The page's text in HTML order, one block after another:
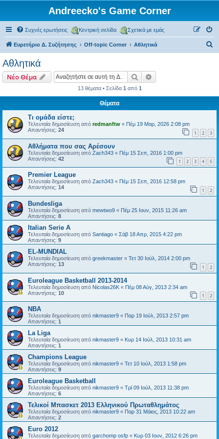
Andreecko's Game Corner
Συχνές ερωτήσεις Κεντρική σελίδα Σχετικά με εμάς
Ευρετήριο Δ. Συζήτησης Off-topic Corner Αθλητικά
η
Αθλητικά
Νέο Θέμα Αναζήτηση
13 θέματα • Σελίδα 1 από 1
Θέματα
Τι ομάδα είστε;
Τελευταία δημοσίευση από redmanftw « Πέμ 19 Μαρ, 2026 2:08 pm
Απαντήσεις: 24 1 2 3
Αθλήματα που σας Αρέσουν
Τελευταία δημοσίευση από Zach343 « Πέμ 15 Σεπ, 2016 1:00 pm
Απαντήσεις: 42 1 2 3 4 5
Premier League
Τελευταία δημοσίευση από Zach343 « Πέμ 15 Σεπ, 2016 12:58 pm
Απαντήσεις: 14 1 2
Βundesliga
Τελευταία δημοσίευση από mewtwo9 « Πέμ 25 Ιουν, 2015 11:26 am
Απαντήσεις: 8
Italian Serie A
Τελευταία δημοσίευση από Santiago « Σάβ 18 Απρ, 2015 4:22 pm
Απαντήσεις: 9
EL-MUNDIAL
Τελευταία δημοσίευση από greekmaster « Τετ 30 Ιούλ, 2014 2:00 pm
Απαντήσεις: 13 1 2
Euroleague Basketball 2013-2014
Τελευταία δημοσίευση από Nicolas26K « Πέμ 08 Αύγ, 2013 2:34 am
Απαντήσεις: 10 1 2
ΝΒΑ
Τελευταία δημοσίευση από nikmaster9 « Παρ 19 Ιούλ, 2013 2:57 pm
Απαντήσεις: 1
La Liga
Τελευταία δημοσίευση από nikmaster9 « Κυρ 14 Ιούλ, 2013 10:31 am
Απαντήσεις: 1
Champions League
Τελευταία δημοσίευση από nikmaster9 « Τετ 10 Ιούλ, 2013 1:58 pm
Απαντήσεις: 9
Euroleague Basketball
Τελευταία δημοσίευση από nikmaster9 « Τρί 09 Ιούλ, 2013 11:38 pm
Απαντήσεις: 6
Τελικοί Μπασκετ 2013 Ελληνικού Πρωταθλημάτος
Τελευταία δημοσίευση από nikmaster9 « Παρ 31 Μάιος, 2013 10:22 am
Απαντήσεις: 2
Euro 2012
Τελευταία δημοσίευση από garchomp osfp « Κυρ 03 Ιουν, 2012 6:26 pm